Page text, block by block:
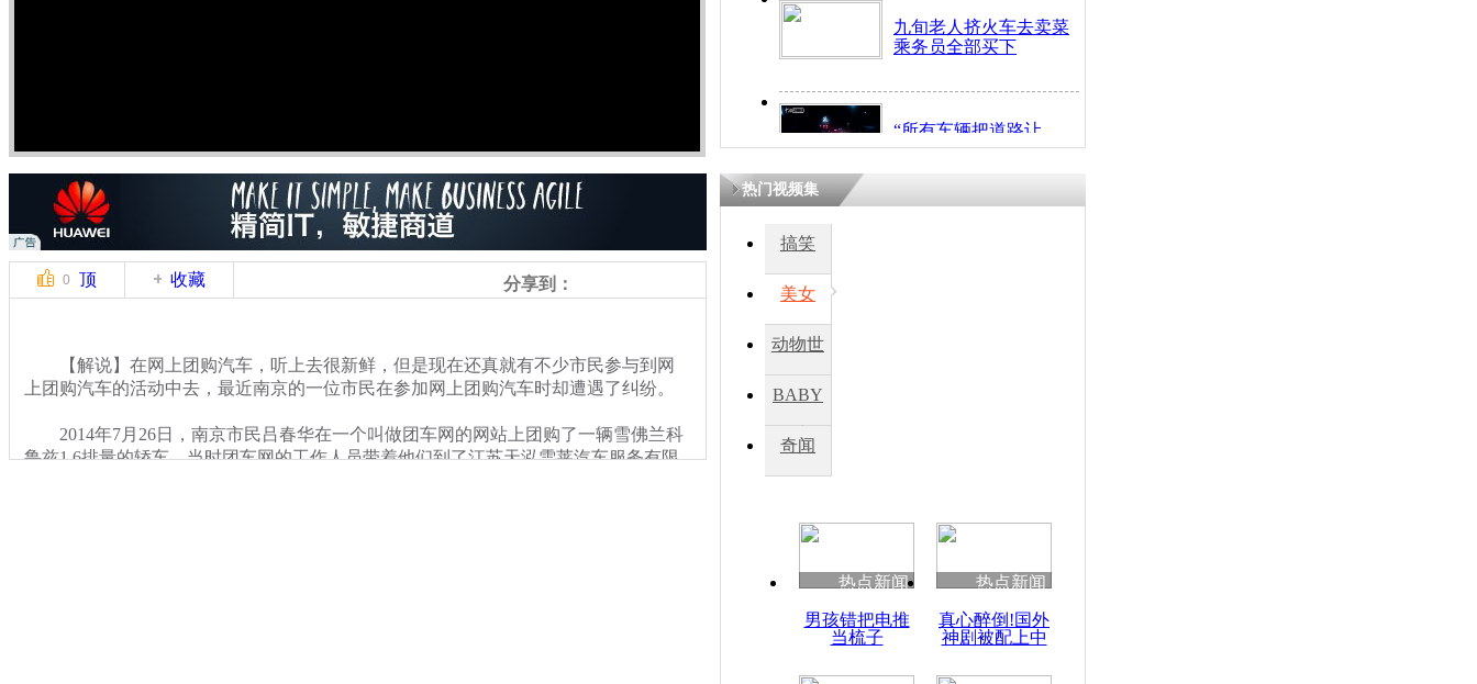
九旬老人挤火车去卖菜
乘务员全部买下
“所有车辆把道路让
开！”儿童突发疾病交
因
度苗族花山节
0 顶 收藏 分享到：
【解说】在网上团购汽车，听上去很新鲜，但是现在还真就有不少市民参与到网
上团购汽车的活动中去，最近南京的一位市民在参加网上团购汽车时却遭遇了纠纷。
2014年7月26日，南京市民吕春华在一个叫做团车网的网站上团购了一辆雪佛兰科
鲁兹1.6排量的轿车，当时团车网的工作人员带着他们到了江苏天泓雪莱汽车服务有限
热门视频集
搞笑
美女
动物世
BABY
秀
奇闻
热点新闻
男孩错把电推
当梳子
热点新闻
真心醉倒!国外
神剧被配上中